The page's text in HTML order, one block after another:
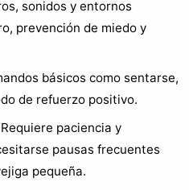
sonidos y entornos
prevención de miedo y
básicos como sentarse,
de refuerzo positivo.
Requiere paciencia y
pausas frecuentes
pequeña.